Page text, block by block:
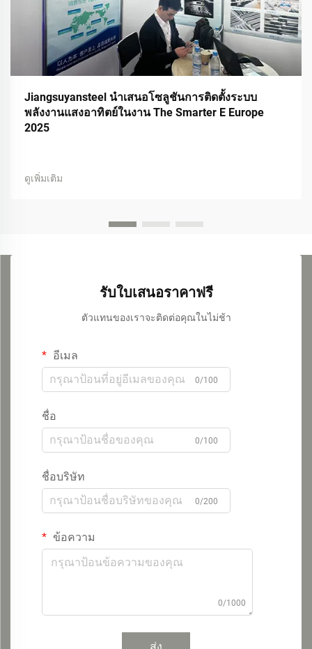
Jiangsuyansteel นำเสนอโซลูชันการติดตั้งระบบ
พลังงานแสงอาทิตย์ในงาน The Smarter E Europe
2025
ดูเพิ่มเติม
รับใบเสนอราคาฟรี
ตัวแทนของเราจะติดต่อคุณในไม่ช้า
อีเมล
0/100
ชื่อ
0/100
ชื่อบริษัท
0/200
ข้อความ
0/1000
ส่ง